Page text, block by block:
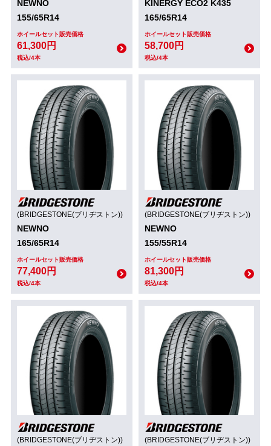
NEWNO
155/65R14
ホイールセット販売価格
61,300円
税込/4本
KINERGY ECO2 K435
165/65R14
ホイールセット販売価格
58,700円
税込/4本
(BRIDGESTONE(ブリヂストン))
NEWNO
165/65R14
ホイールセット販売価格
77,400円
税込/4本
(BRIDGESTONE(ブリヂストン))
NEWNO
155/55R14
ホイールセット販売価格
81,300円
税込/4本
(BRIDGESTONE(ブリヂストン)) (BRIDGESTONE(ブリヂストン))